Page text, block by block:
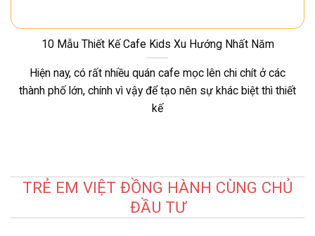
10 Mẫu Thiết Kế Cafe Kids Xu Hướng Nhất Năm
Hiện nay, có rất nhiều quán cafe mọc lên chi chít ở các
thành phố lớn, chính vì vậy để tạo nên sự khác biệt thì thiết
kế
TRẺ EM VIỆT ĐỒNG HÀNH CÙNG CHỦ
ĐẦU TƯ